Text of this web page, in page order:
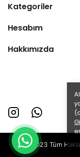
Kategoriler
Hesabım
Hakkımızda
©2023 Tüm